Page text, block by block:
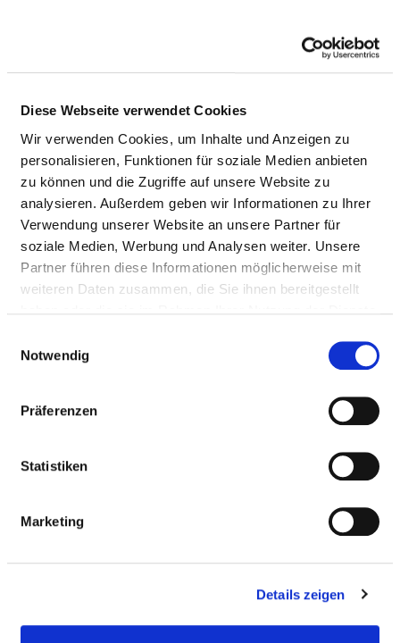
Diese Webseite verwendet Cookies
Wir verwenden Cookies, um Inhalte und Anzeigen zu
personalisieren, Funktionen für soziale Medien anbieten
zu können und die Zugriffe auf unsere Website zu
analysieren. Außerdem geben wir Informationen zu Ihrer
Verwendung unserer Website an unsere Partner für
soziale Medien, Werbung und Analysen weiter. Unsere
Partner führen diese Informationen möglicherweise mit
weiteren Daten zusammen, die Sie ihnen bereitgestellt
Notwendig
Präferenzen
Statistiken
Marketing
Details zeigen
ÄRZTE UND ÄRZTINNEN INSGESAMT (OHNE
Anzahl (gesamt)
36,87
Die tarifliche
Arbeitszeit des
Dienstes
Analog der
Anforderungen
werden die VK
Dienstes
berechnet.
Beschäftigungsverhältnis
Arbeitszeit des
Dienstes
Analog der
Anforderungen
werden die VK
Dienstes
Basis von 40